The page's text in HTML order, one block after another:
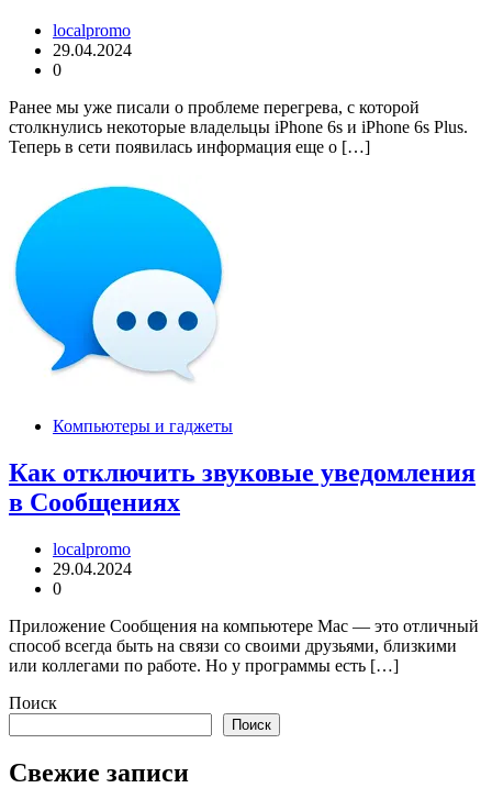
localpromo
29.04.2024
0
Ранее мы уже писали о проблеме перегрева, с которой
столкнулись некоторые владельцы iPhone 6s и iPhone 6s Plus.
Теперь в сети появилась информация еще о […]
Компьютеры и гаджеты
Как отключить звуковые уведомления
в Сообщениях
localpromo
29.04.2024
0
Приложение Сообщения на компьютере Mac — это отличный
способ всегда быть на связи со своими друзьями, близкими
или коллегами по работе. Но у программы есть […]
Поиск
Поиск
Свежие записи